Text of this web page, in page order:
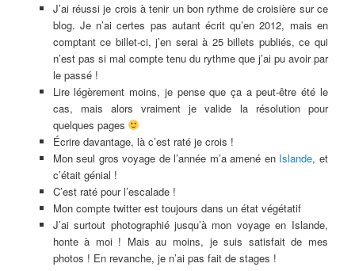
J’ai réussi je crois à tenir un bon rythme de croisière sur ce
blog. Je n’ai certes pas autant écrit qu’en 2012, mais en
comptant ce billet-ci, j’en serai à 25 billets publiés, ce qui
n’est pas si mal compte tenu du rythme que j’ai pu avoir par
le passé !
Lire légèrement moins, je pense que ça a peut-être été le
cas, mais alors vraiment je valide la résolution pour
quelques pages
Écrire davantage, là c’est raté je crois !
Mon seul gros voyage de l’année m’a amené en Islande, et
c’était génial !
C’est raté pour l’escalade !
Mon compte twitter est toujours dans un état végétatif
J’ai surtout photographié jusqu’à mon voyage en Islande,
honte à moi ! Mais au moins, je suis satisfait de mes
photos ! En revanche, je n’ai pas fait de stages !